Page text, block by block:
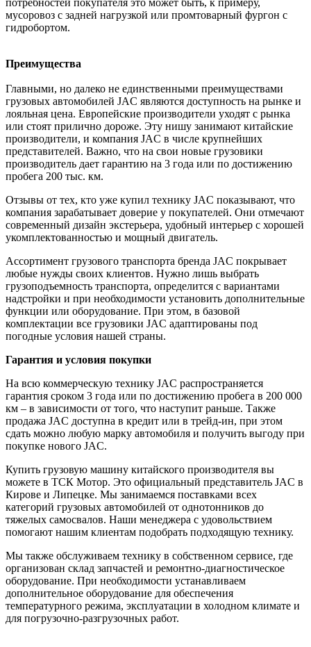
потребностей покупателя это может быть, к примеру,
мусоровоз с задней нагрузкой или промтоварный фургон с
гидробортом.
Преимущества
Главными, но далеко не единственными преимуществами
грузовых автомобилей JAC являются доступность на рынке и
лояльная цена. Европейские производители уходят с рынка
или стоят прилично дороже. Эту нишу занимают китайские
производители, и компания JAC в числе крупнейших
представителей. Важно, что на свои новые грузовики
производитель дает гарантию на 3 года или по достижению
пробега 200 тыс. км.
Отзывы от тех, кто уже купил технику JAC показывают, что
компания зарабатывает доверие у покупателей. Они отмечают
современный дизайн экстерьера, удобный интерьер с хорошей
укомплектованностью и мощный двигатель.
Ассортимент грузового транспорта бренда JAC покрывает
любые нужды своих клиентов. Нужно лишь выбрать
грузоподъемность транспорта, определится с вариантами
надстройки и при необходимости установить дополнительные
функции или оборудование. При этом, в базовой
комплектации все грузовики JAC адаптированы под
погодные условия нашей страны.
Гарантия и условия покупки
На всю коммерческую технику JAC распространяется
гарантия сроком 3 года или по достижению пробега в 200 000
км – в зависимости от того, что наступит раньше. Также
продажа JAC доступна в кредит или в трейд-ин, при этом
сдать можно любую марку автомобиля и получить выгоду при
покупке нового JAC.
Купить грузовую машину китайского производителя вы
можете в ТСК Мотор. Это официальный представитель JAC в
Кирове и Липецке. Мы занимаемся поставками всех
категорий грузовых автомобилей от однотонников до
тяжелых самосвалов. Наши менеджера с удовольствием
помогают нашим клиентам подобрать подходящую технику.
Мы также обслуживаем технику в собственном сервисе, где
организован склад запчастей и ремонтно-диагностическое
оборудование. При необходимости устанавливаем
дополнительное оборудование для обеспечения
температурного режима, эксплуатации в холодном климате и
для погрузочно-разгрузочных работ.